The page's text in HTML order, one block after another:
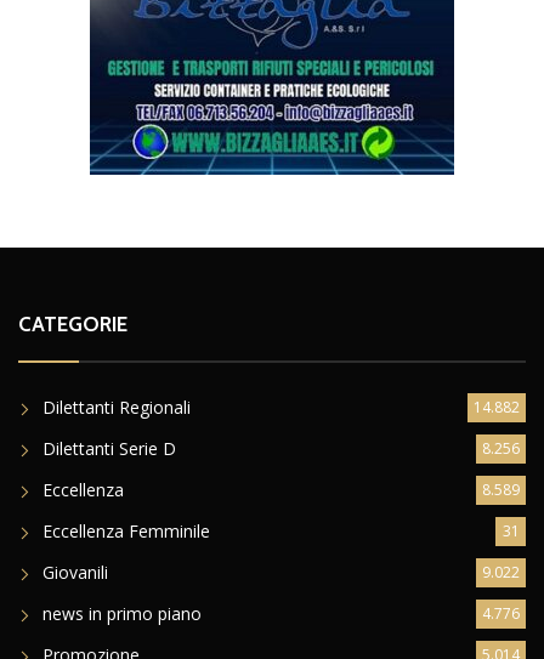
CATEGORIE
Dilettanti Regionali 14.882
Dilettanti Serie D 8.256
Eccellenza 8.589
Eccellenza Femminile 31
Giovanili 9.022
news in primo piano 4.776
Promozione 5.014